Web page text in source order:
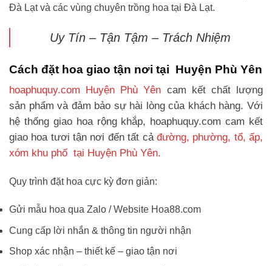
Đà Lạt và các vùng chuyên trồng hoa tại Đà Lạt.
Uy Tín – Tận Tậm – Trách Nhiệm
Cách đặt hoa giao tận nơi tại Huyện Phù Yên
hoaphuquy.com Huyện Phù Yên cam kết chất lượng
sản phẩm và đảm bảo sự hài lòng của khách hàng. Với
hệ thống giao hoa rộng khắp, hoaphuquy.com cam kết
giao hoa tươi tận nơi đến tất cả đường, phường, tổ, ấp,
xóm khu phố tại Huyện Phù Yên.
Quy trình đặt hoa cực kỳ đơn giản:
Gửi mẫu hoa qua Zalo / Website Hoa88.com
Cung cấp lời nhắn & thông tin người nhận
Shop xác nhận – thiết kế – giao tận nơi